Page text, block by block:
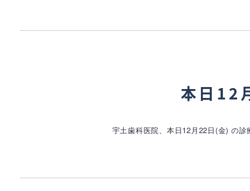
本日12
宇土歯科医院、本日12月22日(金) の